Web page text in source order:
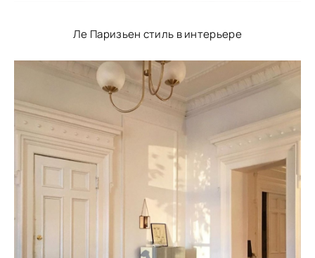
Ле Паризьен стиль в интерьере